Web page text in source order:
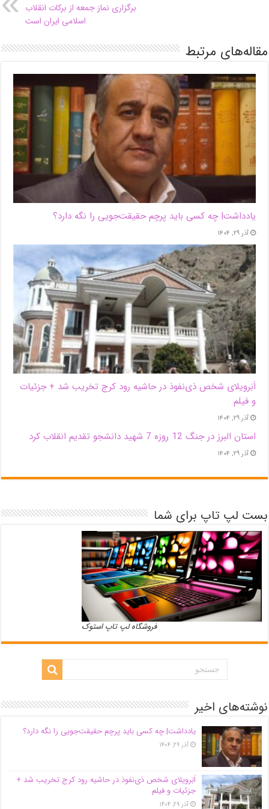
برگزاری نماز جمعه از برکات انقلاب
اسلامی ایران است
مقاله‌های مرتبط
یادداشت| ‌چه کسی باید پرچم حقیقت‌جویی را نگه دارد؟
آذر ۲۹, ۱۴۰۴
اَبَر‌ویلای شخص ذی‌نفوذ در حاشیه‌ رود کرج تخریب شد + جزئیات
و فیلم
آذر ۲۹, ۱۴۰۴
استان البرز در جنگ 12 روزه 7 شهید دانشجو تقدیم انقلاب کرد
آذر ۲۹, ۱۴۰۴
بست لپ تاپ برای شما
فروشگاه لپ تاپ استوک
نوشته‌های اخیر
یادداشت| ‌چه کسی باید پرچم حقیقت‌جویی را نگه دارد؟
آذر ۲۹, ۱۴۰۴
اَبَر‌ویلای شخص ذی‌نفوذ در حاشیه‌ رود کرج تخریب شد +
جزئیات و فیلم
آذر ۲۹, ۱۴۰۴